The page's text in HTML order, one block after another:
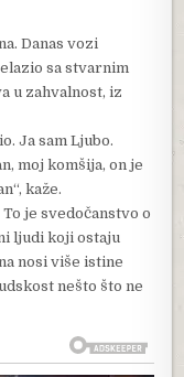
Danas vozi
sa stvarnim
u zahvalnost, iz
Ja sam Ljubo.
moj komšija, on je
kaže.
je svedočanstvo o
ljudi koji ostaju
nosi više istine
nešto što ne